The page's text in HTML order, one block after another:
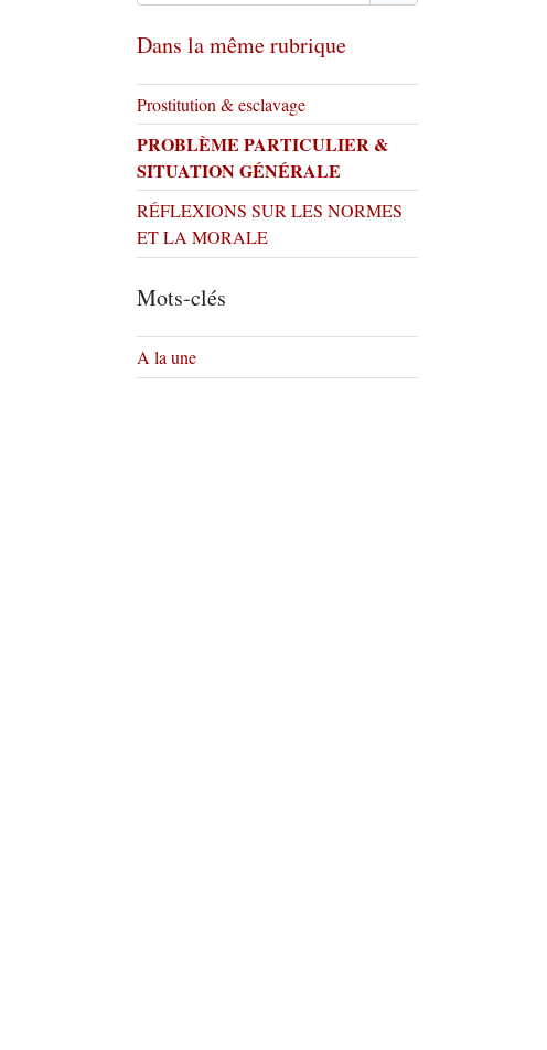
Dans la même rubrique
Prostitution & esclavage
PROBLÈME PARTICULIER &
SITUATION GÉNÉRALE
RÉFLEXIONS SUR LES NORMES
ET LA MORALE
Mots-clés
A la une